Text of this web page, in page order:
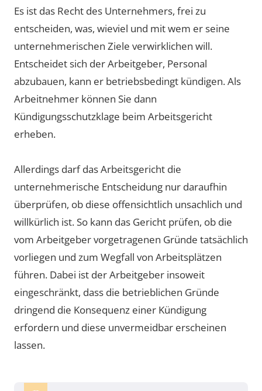
Es ist das Recht des Unternehmers, frei zu
entscheiden, was, wieviel und mit wem er seine
unternehmerischen Ziele verwirklichen will.
Entscheidet sich der Arbeitgeber, Personal
abzubauen, kann er betriebsbedingt kündigen. Als
Arbeitnehmer können Sie dann
Kündigungsschutzklage beim Arbeitsgericht
erheben.
Allerdings darf das Arbeitsgericht die
unternehmerische Entscheidung nur daraufhin
überprüfen, ob diese offensichtlich unsachlich und
willkürlich ist. So kann das Gericht prüfen, ob die
vom Arbeitgeber vorgetragenen Gründe tatsächlich
vorliegen und zum Wegfall von Arbeitsplätzen
führen. Dabei ist der Arbeitgeber insoweit
eingeschränkt, dass die betrieblichen Gründe
dringend die Konsequenz einer Kündigung
erfordern und diese unvermeidbar erscheinen
lassen.